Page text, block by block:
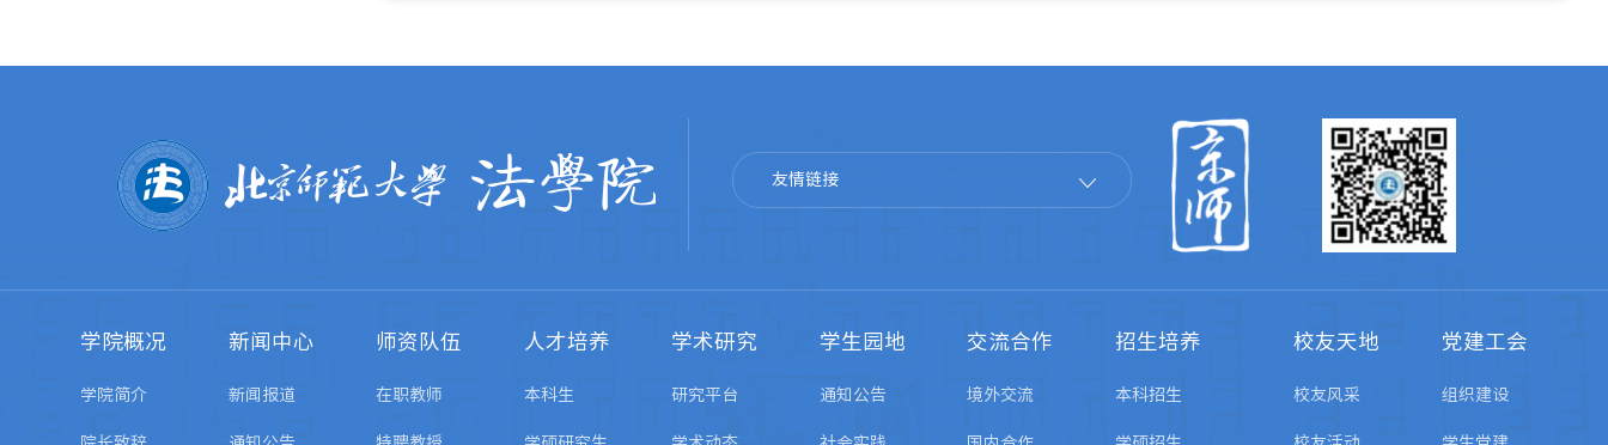
友情链接
学院概况
学院简介
新闻中心
新闻报道
师资队伍
在职教师
人才培养
本科生
学术研究
研究平台
学生园地
通知公告
交流合作
境外交流
招生培养
本科招生
校友天地
校友风采
党建工会
组织建设